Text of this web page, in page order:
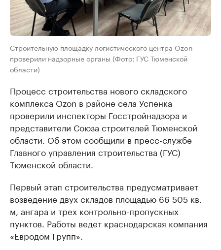
Строительную площадку логистического центра Ozon
проверили надзорные органы (Фото: ГУС Тюменской
области)
Процесс строительства нового складского
комплекса Ozon в районе села Успенка
проверили инспекторы Госстройнадзора и
представители Союза строителей Тюменской
области. Об этом сообщили в пресс-службе
Главного управления строительства (ГУС)
Тюменской области.
Первый этап строительства предусматривает
возведение двух складов площадью 66 505 кв.
м, ангара и трех контрольно-пропускных
пунктов. Работы ведет краснодарская компания
«Евродом Групп».